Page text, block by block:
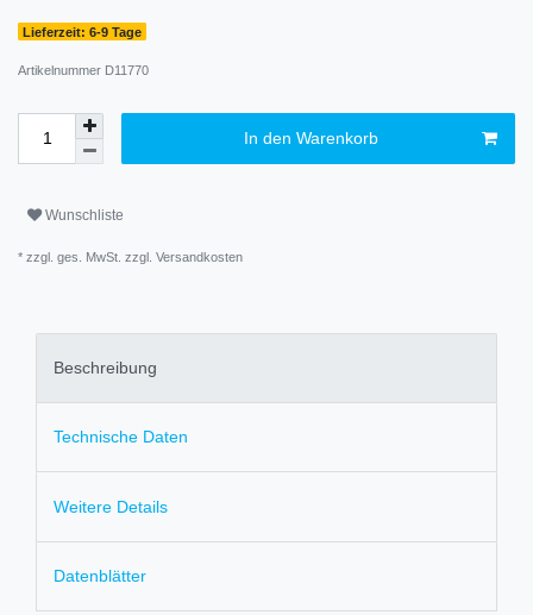
Lieferzeit: 6-9 Tage
Artikelnummer D11770
In den Warenkorb
Wunschliste
* zzgl. ges. MwSt. zzgl. Versandkosten
Beschreibung
Technische Daten
Weitere Details
Datenblätter